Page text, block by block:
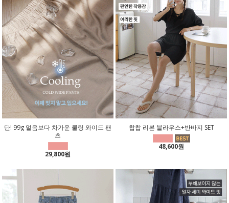
단! 99g 얼음보다 차가운 쿨링 와이드 팬
츠
29,800원
찹찹 리본 블라우스+반바지 SET
48,600원